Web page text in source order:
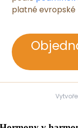
platné evropské